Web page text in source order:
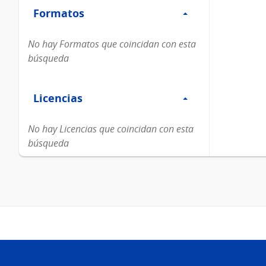
Formatos
Formatos
No hay Formatos que coincidan con esta
búsqueda
Licencias
Licencias
No hay Licencias que coincidan con esta
búsqueda